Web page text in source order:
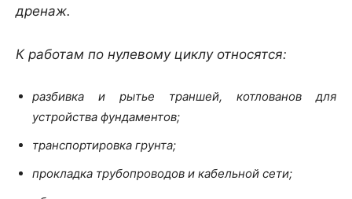
дренаж.
К работам по нулевому циклу относятся:
разбивка и рытье траншей, котлованов для
устройства фундаментов;
транспортировка грунта;
прокладка трубопроводов и кабельной сети;